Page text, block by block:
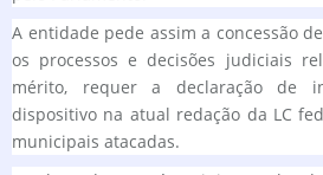
A entidade pede assim a concessão
os processos e decisões judiciais
mérito, requer a declaração de
dispositivo na atual redação da LC
municipais atacadas.